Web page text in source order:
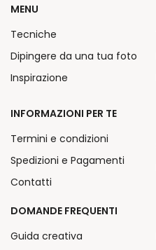
MENU
Tecniche
Dipingere da una tua foto
Inspirazione
INFORMAZIONI PER TE
Termini e condizioni
Spedizioni e Pagamenti
Contatti
DOMANDE FREQUENTI
Guida creativa